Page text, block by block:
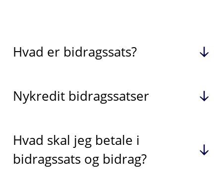
Hvad er bidragssats?
Nykredit bidragssatser
Hvad skal jeg betale i
bidragssats og bidrag?